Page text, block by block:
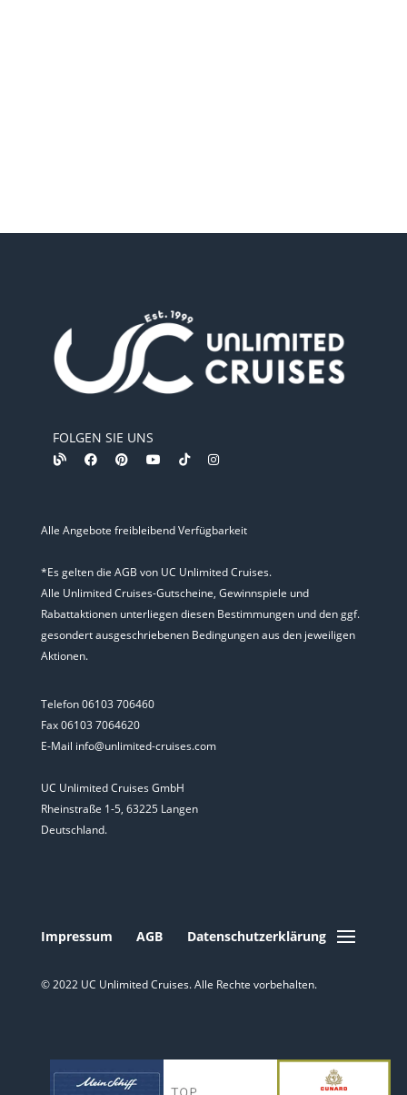
FOLGEN SIE UNS
Alle Angebote freibleibend Verfügbarkeit
*Es gelten die AGB von UC Unlimited Cruises.
Alle Unlimited Cruises-Gutscheine, Gewinnspiele und
Rabattaktionen unterliegen diesen Bestimmungen und den ggf.
gesondert ausgeschriebenen Bedingungen aus den jeweiligen
Aktionen.
Telefon 06103 706460
Fax 06103 7064620
E-Mail info@unlimited-cruises.com
UC Unlimited Cruises GmbH
Rheinstraße 1-5, 63225 Langen
Deutschland.
Impressum AGB Datenschutzerklärung
© 2022 UC Unlimited Cruises. Alle Rechte vorbehalten.